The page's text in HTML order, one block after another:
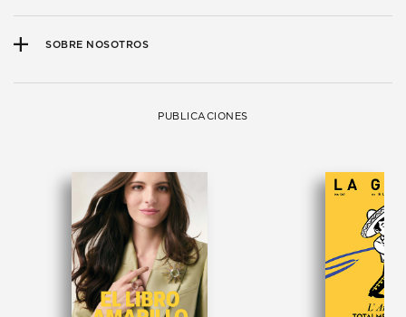
SOBRE NOSOTROS
PUBLICACIONES